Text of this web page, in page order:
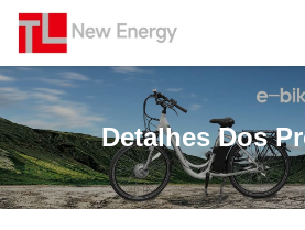
Detalhes Dos